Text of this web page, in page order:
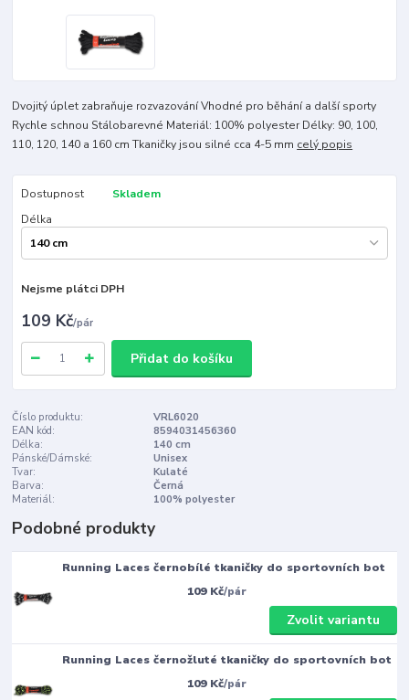
Dvojitý úplet zabraňuje rozvazování Vhodné pro běhání a další sporty
Rychle schnou Stálobarevné Materiál: 100% polyester Délky: 90, 100,
110, 120, 140 a 160 cm Tkaničky jsou silné cca 4-5 mm celý popis
Dostupnost
Skladem
Délka
Nejsme plátci DPH
109 Kč/pár
Přidat do košíku
Číslo produktu:
VRL6020
EAN kód:
8594031456360
Délka:
140 cm
Pánské/Dámské:
Unisex
Tvar:
Kulaté
Barva:
Černá
Materiál:
100% polyester
Podobné produkty
Running Laces černobílé tkaničky do sportovních bot
109 Kč/pár
Zvolit variantu
Running Laces černožluté tkaničky do sportovních bot
109 Kč/pár